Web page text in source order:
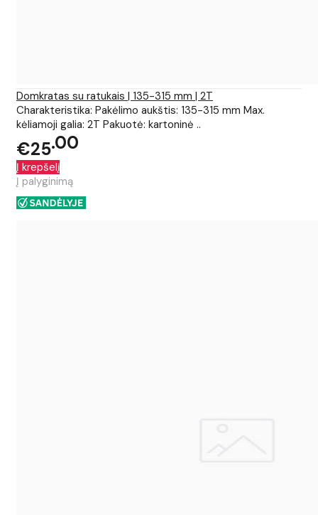
Domkratas su ratukais | 135-315 mm | 2T
Charakteristika: Pakėlimo aukštis: 135-315 mm Max.
kėliamoji galia: 2T Pakuotė: kartoninė ..
€2500
Į krepšelį
Į palyginimą